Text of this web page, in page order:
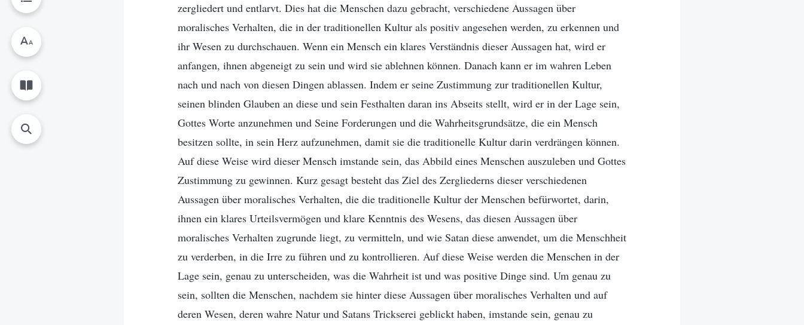
zergliedert und entlarvt. Dies hat die Menschen dazu gebracht, verschiedene Aussagen über
moralisches Verhalten, die in der traditionellen Kultur als positiv angesehen werden, zu erkennen und
ihr Wesen zu durchschauen. Wenn ein Mensch ein klares Verständnis dieser Aussagen hat, wird er
anfangen, ihnen abgeneigt zu sein und wird sie ablehnen können. Danach kann er im wahren Leben
nach und nach von diesen Dingen ablassen. Indem er seine Zustimmung zur traditionellen Kultur,
seinen blinden Glauben an diese und sein Festhalten daran ins Abseits stellt, wird er in der Lage sein,
Gottes Worte anzunehmen und Seine Forderungen und die Wahrheitsgrundsätze, die ein Mensch
besitzen sollte, in sein Herz aufzunehmen, damit sie die traditionelle Kultur darin verdrängen können.
Auf diese Weise wird dieser Mensch imstande sein, das Abbild eines Menschen auszuleben und Gottes
Zustimmung zu gewinnen. Kurz gesagt besteht das Ziel des Zergliederns dieser verschiedenen
Aussagen über moralisches Verhalten, die die traditionelle Kultur der Menschen befürwortet, darin,
ihnen ein klares Urteilsvermögen und klare Kenntnis des Wesens, das diesen Aussagen über
moralisches Verhalten zugrunde liegt, zu vermitteln, und wie Satan diese anwendet, um die Menschheit
zu verderben, in die Irre zu führen und zu kontrollieren. Auf diese Weise werden die Menschen in der
Lage sein, genau zu unterscheiden, was die Wahrheit ist und was positive Dinge sind. Um genau zu
sein, sollten die Menschen, nachdem sie hinter diese Aussagen über moralisches Verhalten und auf
deren Wesen, deren wahre Natur und Satans Trickserei geblickt haben, imstande sein, genau zu